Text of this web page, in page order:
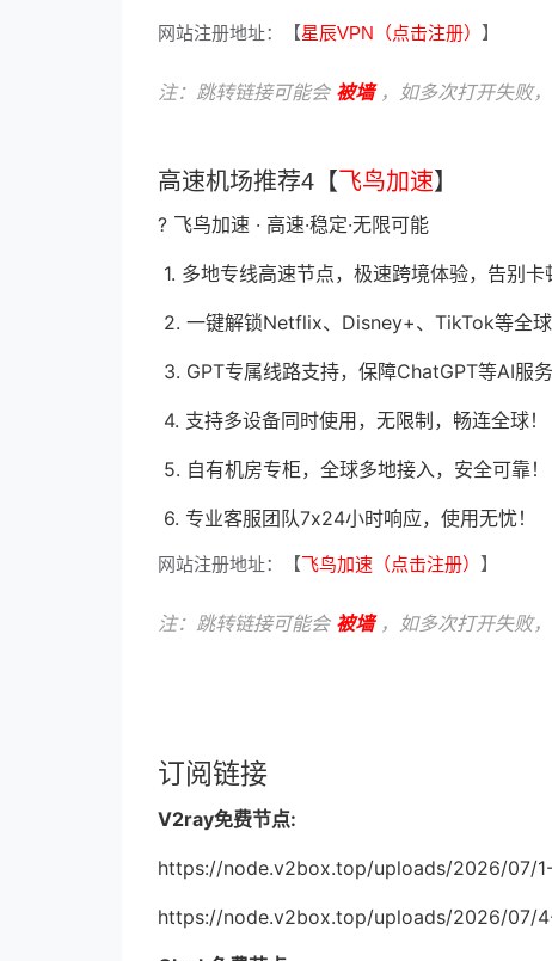
网站注册地址：【星辰VPN（点击注册） 】
注：跳转链接可能会 被墙，如多次打开失败
高速机场推荐4【 飞鸟加速】
? 飞鸟加速 · 高速·稳定·无限可能
1. 多地专线高速节点，极速跨境体验，告别卡
2. 一键解锁Netflix、Disney+、TikTok等全球
3. GPT专属线路支持，保障ChatGPT等AI服
4. 支持多设备同时使用，无限制，畅连全球！
5. 自有机房专柜，全球多地接入，安全可靠！
6. 专业客服团队7x24小时响应，使用无忧！
网站注册地址：【飞鸟加速（点击注册） 】
注：跳转链接可能会 被墙，如多次打开失败
订阅链接
V2ray免费节点:
https://node.v2box.top/uploads/2026/07/
https://node.v2box.top/uploads/2026/07/